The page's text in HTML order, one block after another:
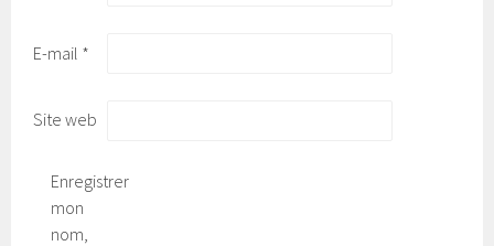
E-mail *
Site web
Enregistrer
mon
nom,